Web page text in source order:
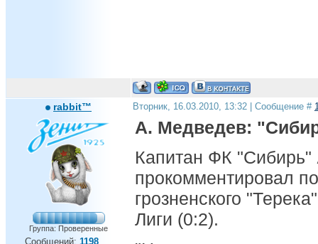
rabbit™
Группа: Проверенные
Сообщений: 1198
Вторник, 16.03.2010, 13:32 | Сообщение #
А. Медведев:
Капитан ФК "Сибирь"
прокомментировал
грозненского
Лиги (0:2).